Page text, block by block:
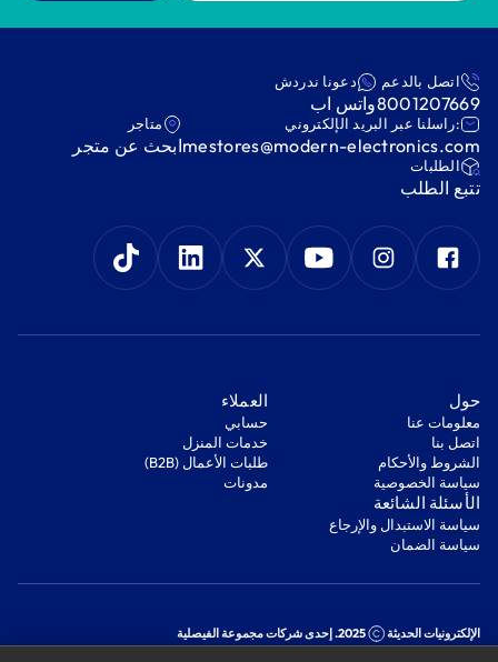
اتصل بالدعم
8001207669
دعونا ندردش
واتس اب
:راسلنا عبر البريد الإلكتروني
mestores@modern-electronics.com
متاجر
ابحث عن متجر
‫الطلبات‬
‫تتبع الطلب‬
‫حول‬
معلومات عنا
اتصل بنا
‫الشروط والأحكام‬
‫سياسة الخصوصية‬
‫العملاء‬
‫حسابي‬
‫خدمات المنزل‬
‫طلبات الأعمال (B2B)‬
مدونات
‫الأسئلة الشائعة‬
‫سياسة الاستبدال والإرجاع‬
‫سياسة الضمان‬
الإلكترونيات الحديثة 2025. إحدى شركات مجموعة الفيصلية